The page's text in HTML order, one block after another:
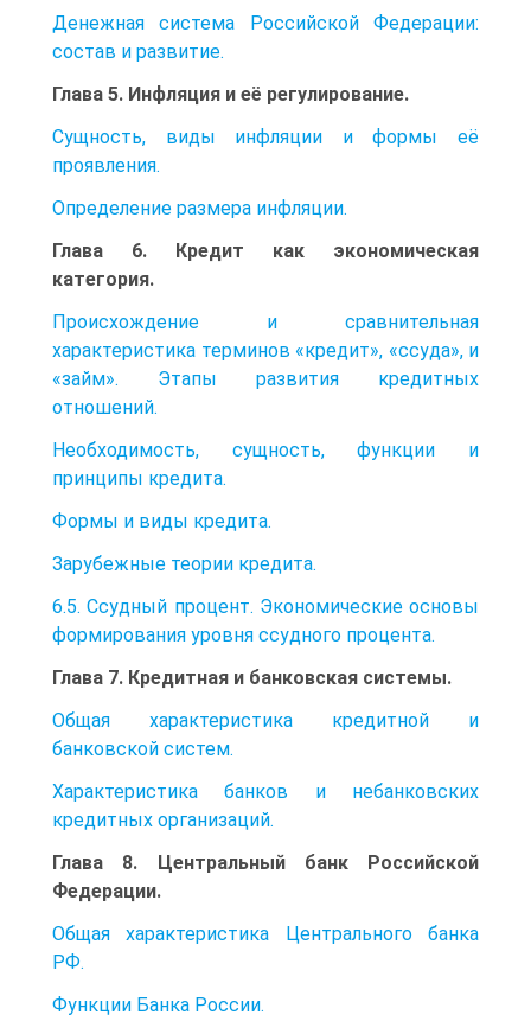
Денежная система Российской Федерации:
состав и развитие.
Глава 5. Инфляция и её регулирование.
Сущность, виды инфляции и формы её
проявления.
Определение размера инфляции.
Глава 6. Кредит как экономическая
категория.
Происхождение и сравнительная
характеристика терминов «кредит», «ссуда», и
«займ». Этапы развития кредитных
отношений.
Необходимость, сущность, функции и
принципы кредита.
Формы и виды кредита.
Зарубежные теории кредита.
6.5. Ссудный процент. Экономические основы
формирования уровня ссудного процента.
Глава 7. Кредитная и банковская системы.
Общая характеристика кредитной и
банковской систем.
Характеристика банков и небанковских
кредитных организаций.
Глава 8. Центральный банк Российской
Федерации.
Общая характеристика Центрального банка
РФ.
Функции Банка России.